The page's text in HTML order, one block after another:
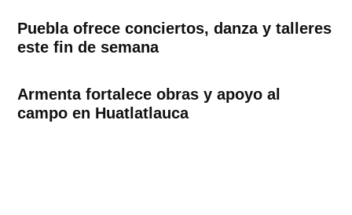
Puebla ofrece conciertos, danza y talleres
este fin de semana
Armenta fortalece obras y apoyo al
campo en Huatlatlauca